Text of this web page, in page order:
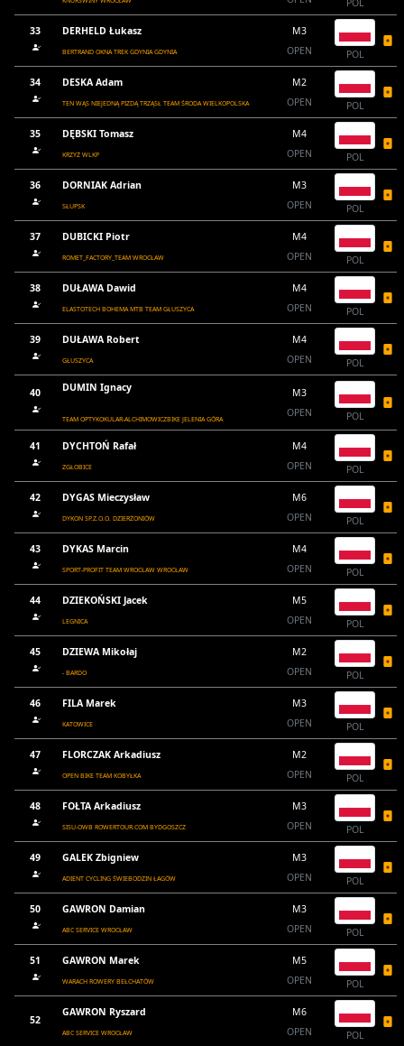
POL
33 DERHELD Łukasz
BERTRAND OKNA TREK GDYNIA GDYNIA
M3
OPEN
POL
34 DESKA Adam
TEN WĄS NIEJEDNĄ PIZDĄ TRZĄSŁ TEAM ŚRODA WIELKOPOLSKA
M2
OPEN
POL
35 DĘBSKI Tomasz
KRZYŻ WLKP
M4
OPEN
POL
36 DORNIAK Adrian
SŁUPSK
M3
OPEN
POL
37 DUBICKI Piotr
ROMET_FACTORY_TEAM WROCŁAW
M4
OPEN
POL
38 DUŁAWA Dawid
ELASTOTECH BOHEMA MTB TEAM GŁUSZYCA
M4
OPEN
POL
39 DUŁAWA Robert
GŁUSZYCA
M4
OPEN
POL
40 DUMIN Ignacy
TEAM OPTYKOKULAR-ALCHIMOWICZBIKE JELENIA GÓRA
M3
OPEN
POL
41 DYCHTOŃ Rafał
ZGŁOBICE
M4
OPEN
POL
42 DYGAS Mieczysław
DYKON SP.Z.O.O. DZIERŻONIÓW
M6
OPEN
POL
43 DYKAS Marcin
SPORT-PROFIT TEAM WROCŁAW WROCŁAW
M4
OPEN
POL
44 DZIEKOŃSKI Jacek
LEGNICA
M5
OPEN
POL
45 DZIEWA Mikołaj
- BARDO
M2
OPEN
POL
46 FILA Marek
KATOWICE
M3
OPEN
POL
47 FLORCZAK Arkadiusz
OPEN BIKE TEAM KOBYŁKA
M2
OPEN
POL
48 FOŁTA Arkadiusz
SISU-OWB ROWERTOUR.COM BYDGOSZCZ
M3
OPEN
POL
49 GALEK Zbigniew
ADIENT CYCLING ŚWIEBODZIN ŁAGÓW
M3
OPEN
POL
50 GAWRON Damian
ABC SERVICE WROCŁAW
M3
OPEN
POL
51 GAWRON Marek
WARACH ROWERY BEŁCHATÓW
M5
OPEN
POL
52
GAWRON Ryszard
ABC SERVICE WROCŁAW
M6
OPEN
POL